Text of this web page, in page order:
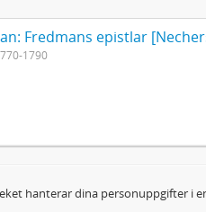
Fredmans epistlar
1790
hanterar dina personuppgifter i